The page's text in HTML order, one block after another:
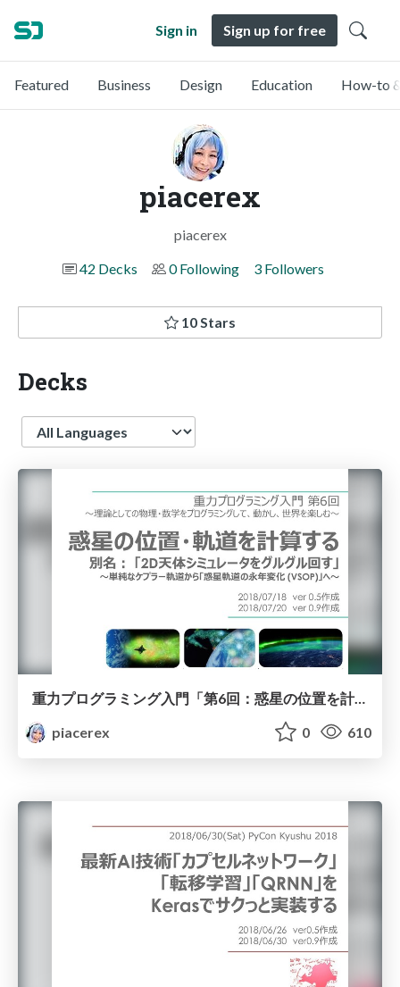
Sign in Sign up for free
Featured Business Design Education How-to
piacerex
piacerex
42 Decks
0 Following 3 Followers
10 Stars
Decks
Language
重力プログラミング入門「第6回：惑星の位置を計算する」
piacerex
0 610